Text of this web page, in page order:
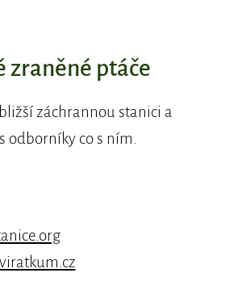
zraněné ptáče
záchrannou stanici a
odborníky co s ním.